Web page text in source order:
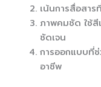
เน้นการสื่อสาร
ภาพคมชัด ใช้
ชัดเจน
การออกแบบที่
อาชีพ